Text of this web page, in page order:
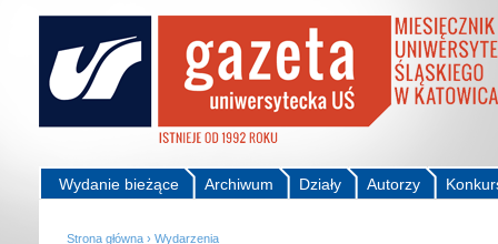
Autorzy
Działy
Archiwum
Wydanie bieżące
Strona główna › Wydarzenia